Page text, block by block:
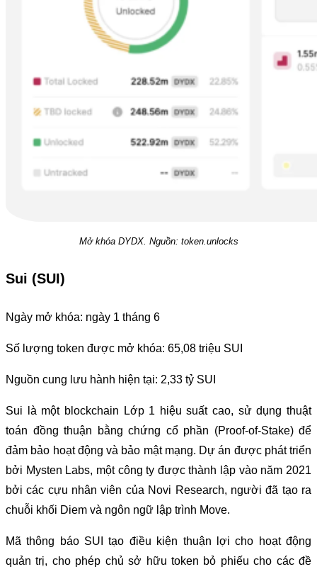
Mở khóa DYDX. Nguồn: token.unlocks
Sui (SUI)
Ngày mở khóa: ngày 1 tháng 6
Số lượng token được mở khóa: 65,08 triệu SUI
Nguồn cung lưu hành hiện tại: 2,33 tỷ SUI
Sui là một blockchain Lớp 1 hiệu suất cao, sử dụng thuật
toán đồng thuận bằng chứng cổ phần (Proof-of-Stake) để
đảm bảo hoạt động và bảo mật mạng. Dự án được phát triển
bởi Mysten Labs, một công ty được thành lập vào năm 2021
bởi các cựu nhân viên của Novi Research, người đã tạo ra
chuỗi khối Diem và ngôn ngữ lập trình Move.
Mã thông báo SUI tạo điều kiện thuận lợi cho hoạt động
quản trị, cho phép chủ sở hữu token bỏ phiếu cho các đề